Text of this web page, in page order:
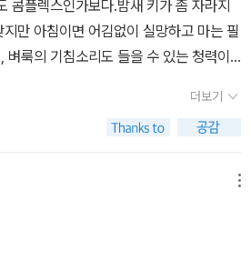
콤플렉스인가보다.밤새 키가 좀 자라지
만 아침이면 어김없이 실망하고 마는 필
벼룩의 기침소리도 들을 수 있는 청력이
낌을 주는 캐릭터다. 이 책은 필립 나이
움과 불안감을 모두 가진듯한 필립이 갖
속에서 자신감을 찾아가는 재미나고 따
지씩은 보물이 있기 마련인데 필립에게는
때때마다 피리 부는 연습을 하는 필립에
안되는 일들이 벌어지는 걸까? 키가 작
더보기